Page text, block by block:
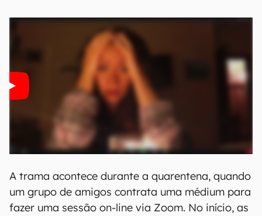
A trama acontece durante a quarentena, quando
um grupo de amigos contrata uma médium para
fazer uma sessão on-line via Zoom. No início, as